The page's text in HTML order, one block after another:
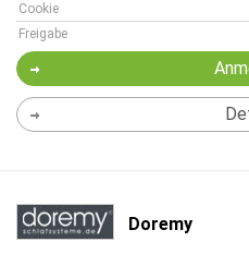
Cookie
Freigabe
Doremy